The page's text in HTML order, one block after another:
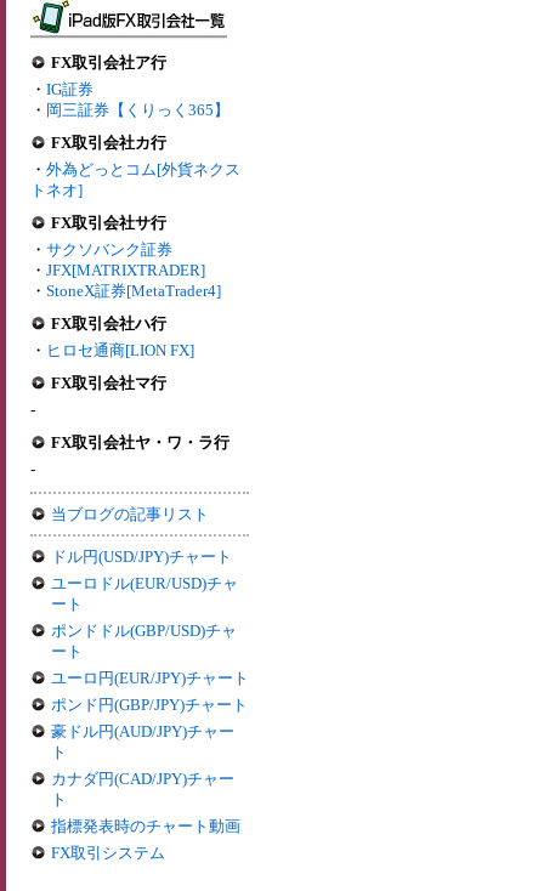
FX取引会社ア行
・ IG証券
・ 岡三証券【くりっく365】
FX取引会社カ行
・ 外為どっとコム[外貨ネクス
トネオ]
FX取引会社サ行
・ サクソバンク証券
・ JFX[MATRIXTRADER]
・ StoneX証券[MetaTrader4]
FX取引会社ハ行
・ ヒロセ通商[LION FX]
FX取引会社マ行
-
FX取引会社ヤ・ワ・ラ行
-
当ブログの記事リスト
ドル円(USD/JPY)チャート
ユーロドル(EUR/USD)チャ
ート
ポンドドル(GBP/USD)チャ
ート
ユーロ円(EUR/JPY)チャート
ポンド円(GBP/JPY)チャート
豪ドル円(AUD/JPY)チャー
ト
カナダ円(CAD/JPY)チャー
ト
指標発表時のチャート動画
FX取引システム